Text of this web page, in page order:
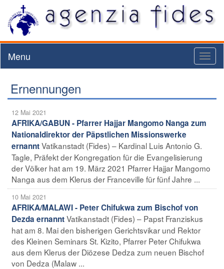
Menu
Ernennungen
12 Mai 2021
AFRIKA/GABUN - Pfarrer Hajjar Mangomo Nanga zum
Nationaldirektor der Päpstlichen Missionswerke
ernanntVatikanstadt (Fides) – Kardinal Luis Antonio G.
Tagle, Präfekt der Kongregation für die Evangelisierung
der Völker hat am 19. März 2021 Pfarrer Hajjar Mangomo
Nanga aus dem Klerus der Franceville für fünf Jahre ...
10 Mai 2021
AFRIKA/MALAWI - Peter Chifukwa zum Bischof von
Dezda ernanntVatikanstadt (Fides) – Papst Franziskus
hat am 8. Mai den bisherigen Gerichtsvikar und Rektor
des Kleinen Seminars St. Kizito, Pfarrer Peter Chifukwa
aus dem Klerus der Diözese Dedza zum neuen Bischof
von Dedza (Malaw ...